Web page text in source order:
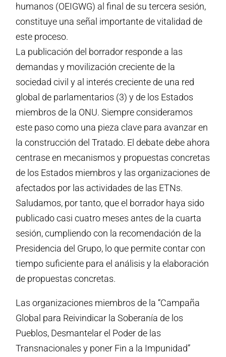
humanos (OEIGWG) al final de su tercera sesión,
constituye una señal importante de vitalidad de
este proceso.
La publicación del borrador responde a las
demandas y movilización creciente de la
sociedad civil y al interés creciente de una red
global de parlamentarios (3) y de los Estados
miembros de la ONU. Siempre consideramos
este paso como una pieza clave para avanzar en
la construcción del Tratado. El debate debe ahora
centrase en mecanismos y propuestas concretas
de los Estados miembros y las organizaciones de
afectados por las actividades de las ETNs.
Saludamos, por tanto, que el borrador haya sido
publicado casi cuatro meses antes de la cuarta
sesión, cumpliendo con la recomendación de la
Presidencia del Grupo, lo que permite contar con
tiempo suficiente para el análisis y la elaboración
de propuestas concretas.
Las organizaciones miembros de la “Campaña
Global para Reivindicar la Soberanía de los
Pueblos, Desmantelar el Poder de las
Transnacionales y poner Fin a la Impunidad”